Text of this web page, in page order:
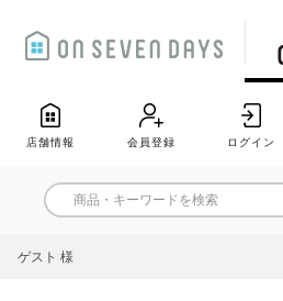
店舗情報 会員登録 ログイン
ゲスト 様